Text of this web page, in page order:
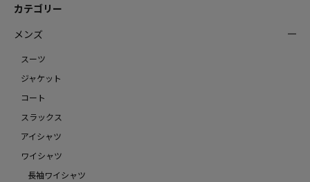
カテゴリー
メンズ
スーツ
ジャケット
コート
スラックス
アイシャツ
ワイシャツ
長袖ワイシャツ